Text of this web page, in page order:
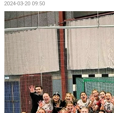
2024-03-20 09:50